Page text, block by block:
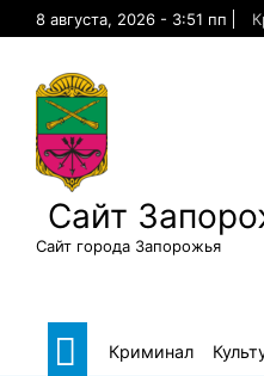
8 августа, 2026 - 3:51 пп
Сайт
Сайт города Запорожья
Криминал